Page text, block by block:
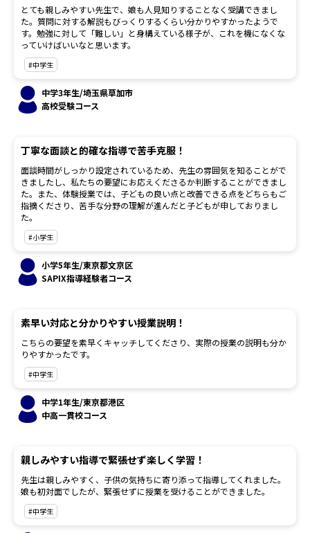
とても親しみやすい先生で、娘も人見知りすることなく受講できまし
た。質問に対する解説もびっくりするくらい分かりやすかったようで
す。勉強に対して「難しい」と身構えている様子が、これを機になくな
っていけばいいなと思います。
#中学生
中学3年生/埼玉県草加市
高校受験コース
丁寧な面談と的確な指導で苦手克服！
面談時間がしっかり設定されているため、先生の雰囲気を知ることがで
きましたし、私たちの要望にお応えくださるか判断することができまし
た。また、体験授業では、子どもの良い点と改善できる点をどちらもご
指摘くださり、苦手な分野の理解が進んだと子どもが申しておりまし
た。
#小学生
小学5年生/東京都文京区
SAPIX指導経験者コース
素早い対応と分かりやすい授業説明！
こちらの要望を素早くキャッチしてくださり、実際の授業の説明も分か
りやすかったです。
#中学生
中学1年生/東京都港区
中高一貫校コース
親しみやすい指導で緊張せず楽しく学習！
先生は親しみやすく、子供の気持ちに寄り添って指導してくれました。
娘も初対面でしたが、緊張せずに授業を受けることができました。
#中学生